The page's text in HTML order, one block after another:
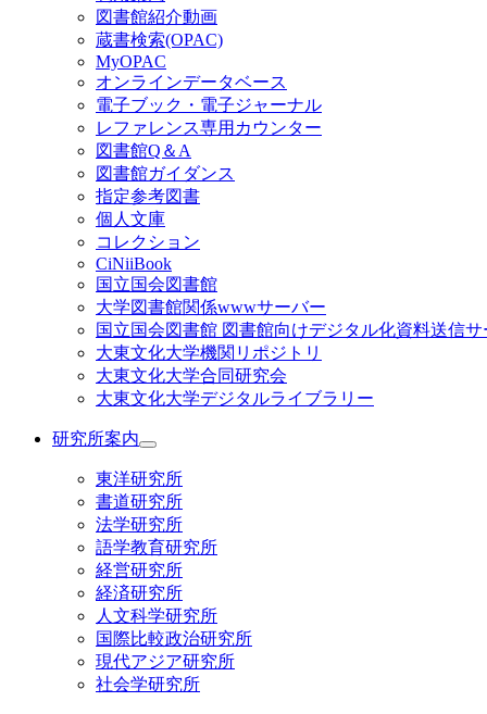
図書館紹介動画
蔵書検索(OPAC)
MyOPAC
オンラインデータベース
電子ブック・電子ジャーナル
レファレンス専用カウンター
図書館Q＆A
図書館ガイダンス
指定参考図書
個人文庫
コレクション
CiNiiBook
国立国会図書館
大学図書館関係wwwサーバー
国立国会図書館 図書館向けデジタル化資料送信サ
大東文化大学機関リポジトリ
大東文化大学合同研究会
大東文化大学デジタルライブラリー
研究所案内
東洋研究所
書道研究所
法学研究所
語学教育研究所
経営研究所
経済研究所
人文科学研究所
国際比較政治研究所
現代アジア研究所
社会学研究所